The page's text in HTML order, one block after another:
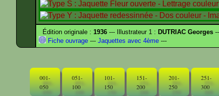
Édition originale :1936 --- Illustrateur 1 : DUTRIAC Georges
Fiche ouvrage --- Jaquettes avec 4ème ---
001-
050
051-
100
101-
150
151-
200
201-
250
251-
300